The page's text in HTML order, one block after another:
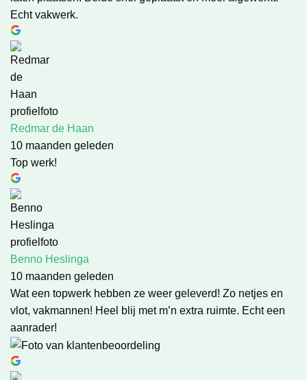
Echt vakwerk.
Redmar de Haan
10 maanden geleden
Top werk!
Benno Heslinga
10 maanden geleden
Wat een topwerk hebben ze weer geleverd! Zo netjes en
vlot, vakmannen! Heel blij met m’n extra ruimte. Echt een
aanrader!